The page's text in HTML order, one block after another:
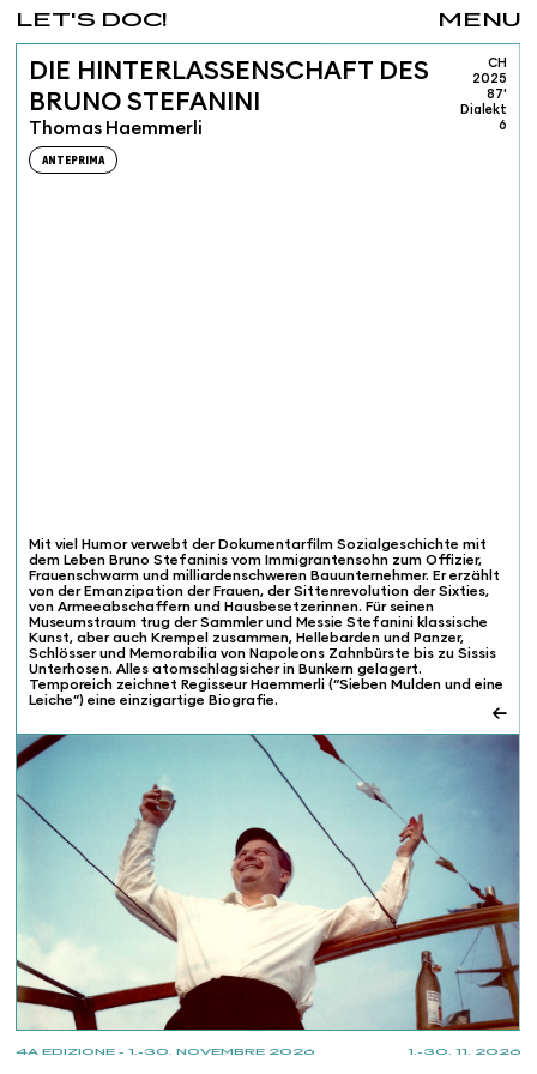
1.-30. 11. 2026
4A EDIZIONE - 1.-30. NOVEMBRE 2026
MENU
LET'S DOC!
DIE HINTERLASSENSCHAFT DES
BRUNO STEFANINI
Thomas Haemmerli
ANTEPRIMA
CH
2025
87'
Dialekt
6
Mit viel Humor verwebt der Dokumentarfilm Sozialgeschichte mit
dem Leben Bruno Stefaninis vom Immigrantensohn zum Offizier,
Frauenschwarm und milliardenschweren Bauunternehmer. Er erzählt
von der Emanzipation der Frauen, der Sittenrevolution der Sixties,
von Armeeabschaffern und Hausbesetzerinnen. Für seinen
Museumstraum trug der Sammler und Messie Stefanini klassische
Kunst, aber auch Krempel zusammen, Hellebarden und Panzer,
Schlösser und Memorabilia von Napoleons Zahnbürste bis zu Sissis
Unterhosen. Alles atomschlagsicher in Bunkern gelagert.
Temporeich zeichnet Regisseur Haemmerli (“Sieben Mulden und eine
Leiche”) eine einzigartige Biografie.
←